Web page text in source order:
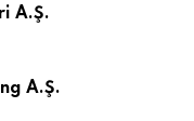
A.Ş.
A.Ş.